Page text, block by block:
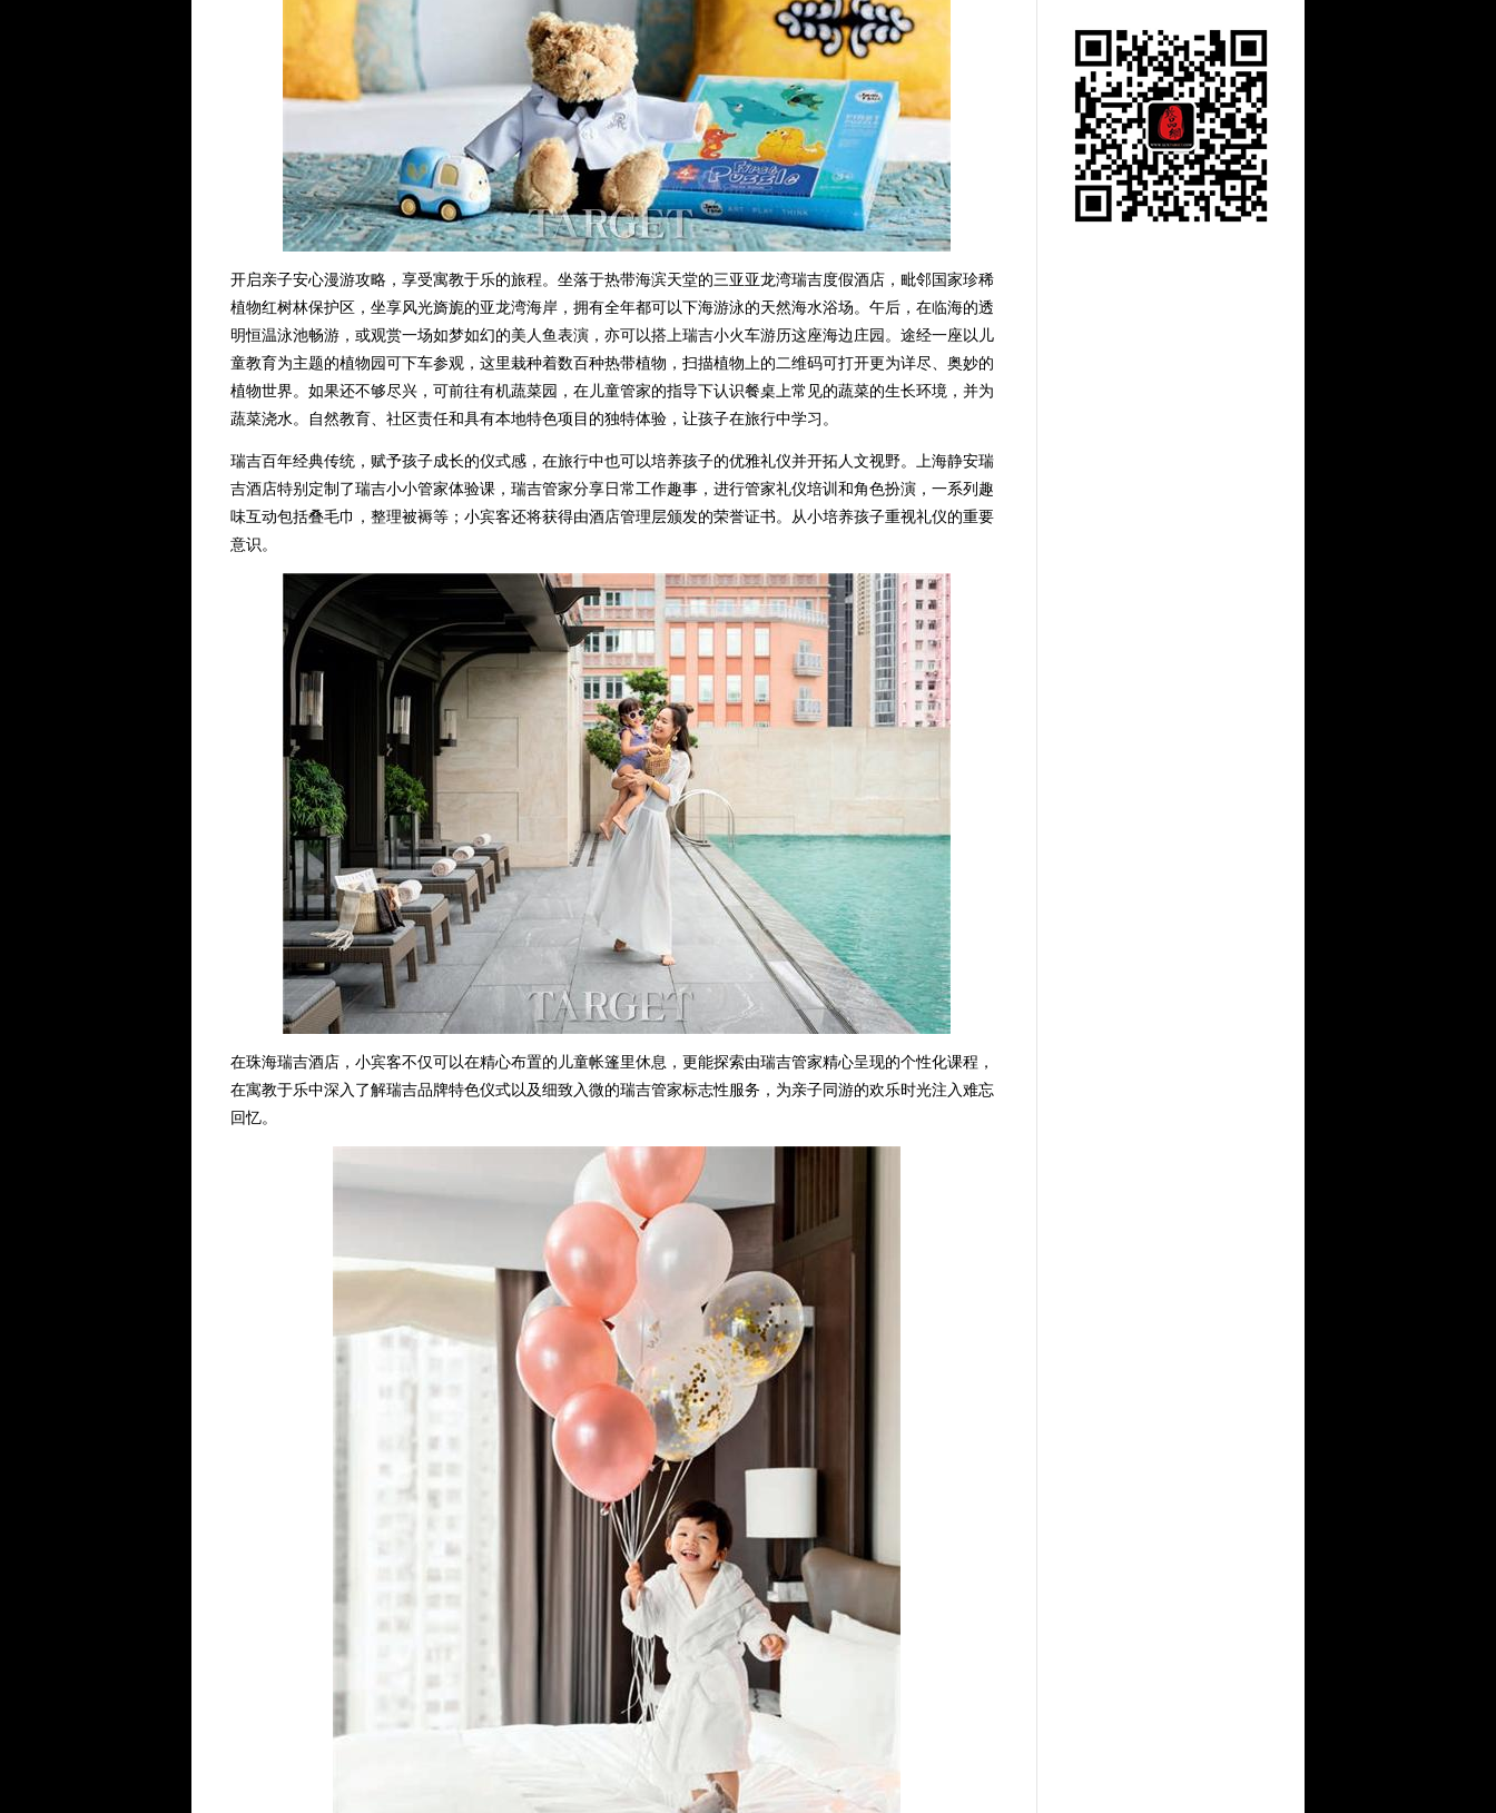
开启亲子安心漫游攻略，享受寓教于乐的旅程。坐落于热带海滨天堂的三亚亚龙湾瑞吉度假酒店，毗邻国家珍稀
植物红树林保护区，坐享风光旖旎的亚龙湾海岸，拥有全年都可以下海游泳的天然海水浴场。午后，在临海的透
明恒温泳池畅游，或观赏一场如梦如幻的美人鱼表演，亦可以搭上瑞吉小火车游历这座海边庄园。途经一座以儿
童教育为主题的植物园可下车参观，这里栽种着数百种热带植物，扫描植物上的二维码可打开更为详尽、奥妙的
植物世界。如果还不够尽兴，可前往有机蔬菜园，在儿童管家的指导下认识餐桌上常见的蔬菜的生长环境，并为
蔬菜浇水。自然教育、社区责任和具有本地特色项目的独特体验，让孩子在旅行中学习。
瑞吉百年经典传统，赋予孩子成长的仪式感，在旅行中也可以培养孩子的优雅礼仪并开拓人文视野。上海静安瑞
吉酒店特别定制了瑞吉小小管家体验课，瑞吉管家分享日常工作趣事，进行管家礼仪培训和角色扮演，一系列趣
味互动包括叠毛巾，整理被褥等；小宾客还将获得由酒店管理层颁发的荣誉证书。从小培养孩子重视礼仪的重要
意识。
在珠海瑞吉酒店，小宾客不仅可以在精心布置的儿童帐篷里休息，更能探索由瑞吉管家精心呈现的个性化课程，
在寓教于乐中深入了解瑞吉品牌特色仪式以及细致入微的瑞吉管家标志性服务，为亲子同游的欢乐时光注入难忘
回忆。